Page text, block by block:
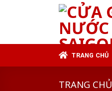
TRANG CHỦ
TRANG CHỦ